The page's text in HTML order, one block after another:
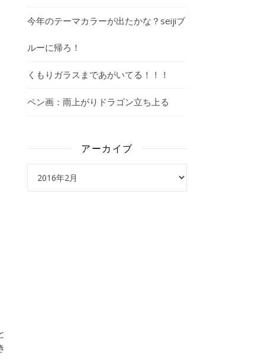
今年のテーマカラーが出たかな？seijiブ
ルーに帰ろ！
くもりガラスまであがいてる！！！
ペン画：雨上がりドラゴン立ち上る
アーカイブ